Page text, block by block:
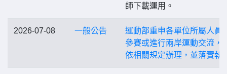
師下載運用。
2026-07-08 一般公告
運動部重申各單位所屬人員
參賽或進行兩岸運動交流，
依相關規定辦理，並落實執